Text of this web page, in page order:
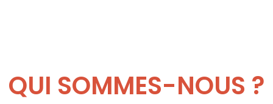
QUI SOMMES-NOUS ?